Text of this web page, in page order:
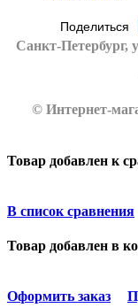
Поделиться
Санкт-Петербург,
© Интернет-
Товар добавлен к
В список сравнения
Товар добавлен в
Оформить заказ